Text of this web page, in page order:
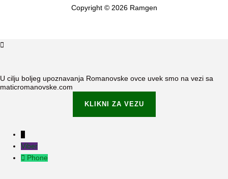
Copyright © 2026 Ramgen
U cilju boljeg upoznavanja Romanovske ovce uvek smo na vezi sa
maticromanovske.com
KLIKNI ZA VEZU
Viber
Phone